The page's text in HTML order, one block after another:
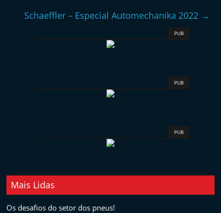
l
Schaeffler – Especial Automechanika 2022 →
PUB
PUB
PUB
Mais Lidas
Os desafios do setor dos pneus!